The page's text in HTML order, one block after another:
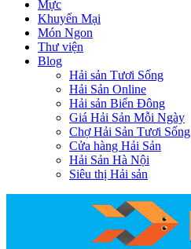
Mực
Khuyến Mại
Món Ngon
Thư viện
Blog
Hải sản Tươi Sống
Hải Sản Online
Hải sản Biển Đông
Giá Hải Sản Mỗi Ngày
Chợ Hải Sản Tươi Sống
Cửa hàng Hải Sản
Hải Sản Hà Nội
Siêu thị Hải sản